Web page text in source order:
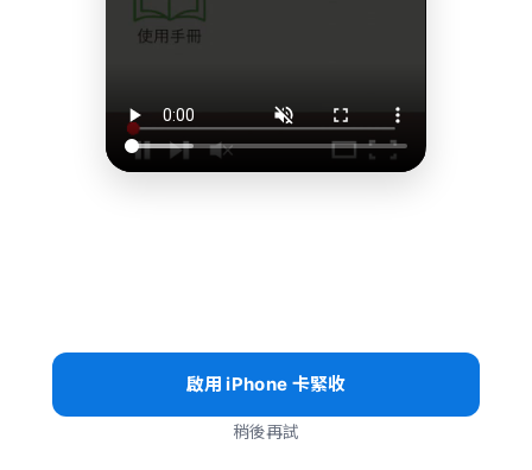
啟用 iPhone 卡緊收
稍後再試